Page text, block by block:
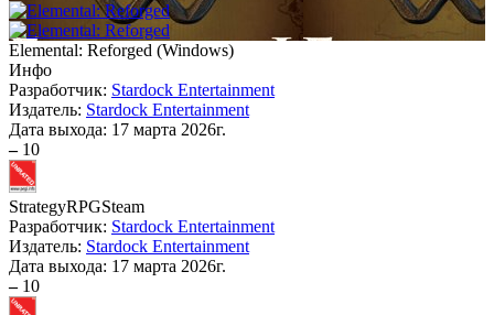
Elemental: Reforged (Windows)
Инфо
Разработчик: Stardock Entertainment
Издатель: Stardock Entertainment
Дата выхода: 17 марта 2026г.
– 10
StrategyRPGSteam
Разработчик: Stardock Entertainment
Издатель: Stardock Entertainment
Дата выхода: 17 марта 2026г.
– 10